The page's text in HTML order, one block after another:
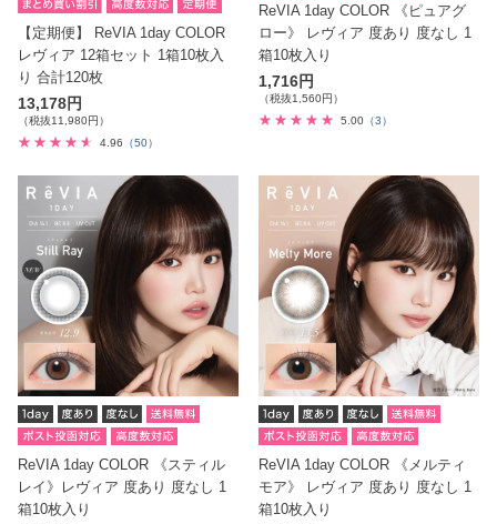
【定期便】 ReVIA 1day COLOR
レヴィア 12箱セット 1箱10枚入
り 合計120枚
13,178円
（税抜11,980円）
4.96 （50）
ReVIA 1day COLOR 《ピュアグ
ロー》 レヴィア 度あり 度なし 1
箱10枚入り
1,716円
（税抜1,560円）
5.00 （3）
ReVIA 1day COLOR 《スティル
レイ》レヴィア 度あり 度なし 1
箱10枚入り
ReVIA 1day COLOR 《メルティ
モア》 レヴィア 度あり 度なし 1
箱10枚入り